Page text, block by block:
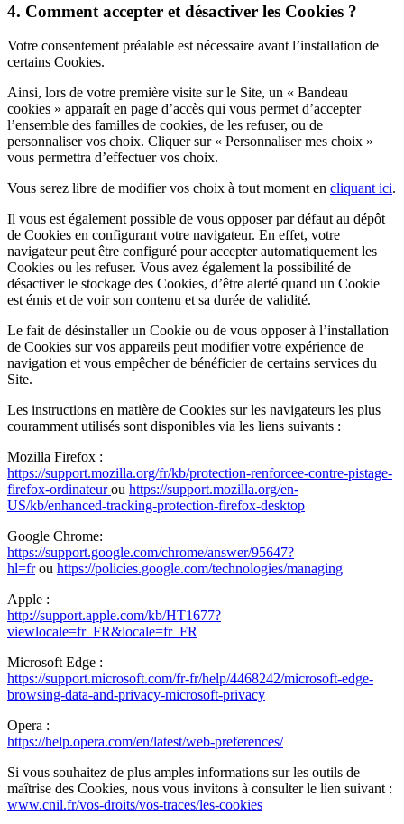
4. Comment accepter et désactiver les Cookies ?
Votre consentement préalable est nécessaire avant l’installation de
certains Cookies.
Ainsi, lors de votre première visite sur le Site, un « Bandeau
cookies » apparaît en page d’accès qui vous permet d’accepter
l’ensemble des familles de cookies, de les refuser, ou de
personnaliser vos choix. Cliquer sur « Personnaliser mes choix »
vous permettra d’effectuer vos choix.
Vous serez libre de modifier vos choix à tout moment en cliquant ici.
Il vous est également possible de vous opposer par défaut au dépôt
de Cookies en configurant votre navigateur. En effet, votre
navigateur peut être configuré pour accepter automatiquement les
Cookies ou les refuser. Vous avez également la possibilité de
désactiver le stockage des Cookies, d’être alerté quand un Cookie
est émis et de voir son contenu et sa durée de validité.
Le fait de désinstaller un Cookie ou de vous opposer à l’installation
de Cookies sur vos appareils peut modifier votre expérience de
navigation et vous empêcher de bénéficier de certains services du
Site.
Les instructions en matière de Cookies sur les navigateurs les plus
couramment utilisés sont disponibles via les liens suivants :
Mozilla Firefox :
https://support.mozilla.org/fr/kb/protection-renforcee-contre-pistage-
firefox-ordinateurou https://support.mozilla.org/en-
US/kb/enhanced-tracking-protection-firefox-desktop
Google Chrome:
https://support.google.com/chrome/answer/95647?
hl=frou https://policies.google.com/technologies/managing
Apple :
http://support.apple.com/kb/HT1677?
viewlocale=fr_FR&locale=fr_FR
Microsoft Edge :
https://support.microsoft.com/fr-fr/help/4468242/microsoft-edge-
browsing-data-and-privacy-microsoft-privacy
Opera :
https://help.opera.com/en/latest/web-preferences/
Si vous souhaitez de plus amples informations sur les outils de
maîtrise des Cookies, nous vous invitons à consulter le lien suivant :
www.cnil.fr/vos-droits/vos-traces/les-cookies